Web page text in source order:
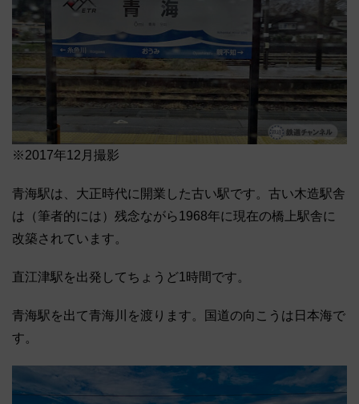
※2017年12月撮影
青海駅は、大正時代に開業した古い駅です。古い木造駅舎
は（筆者的には）残念ながら1968年に現在の橋上駅舎に
改築されています。
直江津駅を出発してちょうど1時間です。
青海駅を出て青海川を渡ります。国道の向こうは日本海で
す。